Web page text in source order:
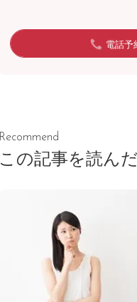
電話予
Recommend
この記事を読ん